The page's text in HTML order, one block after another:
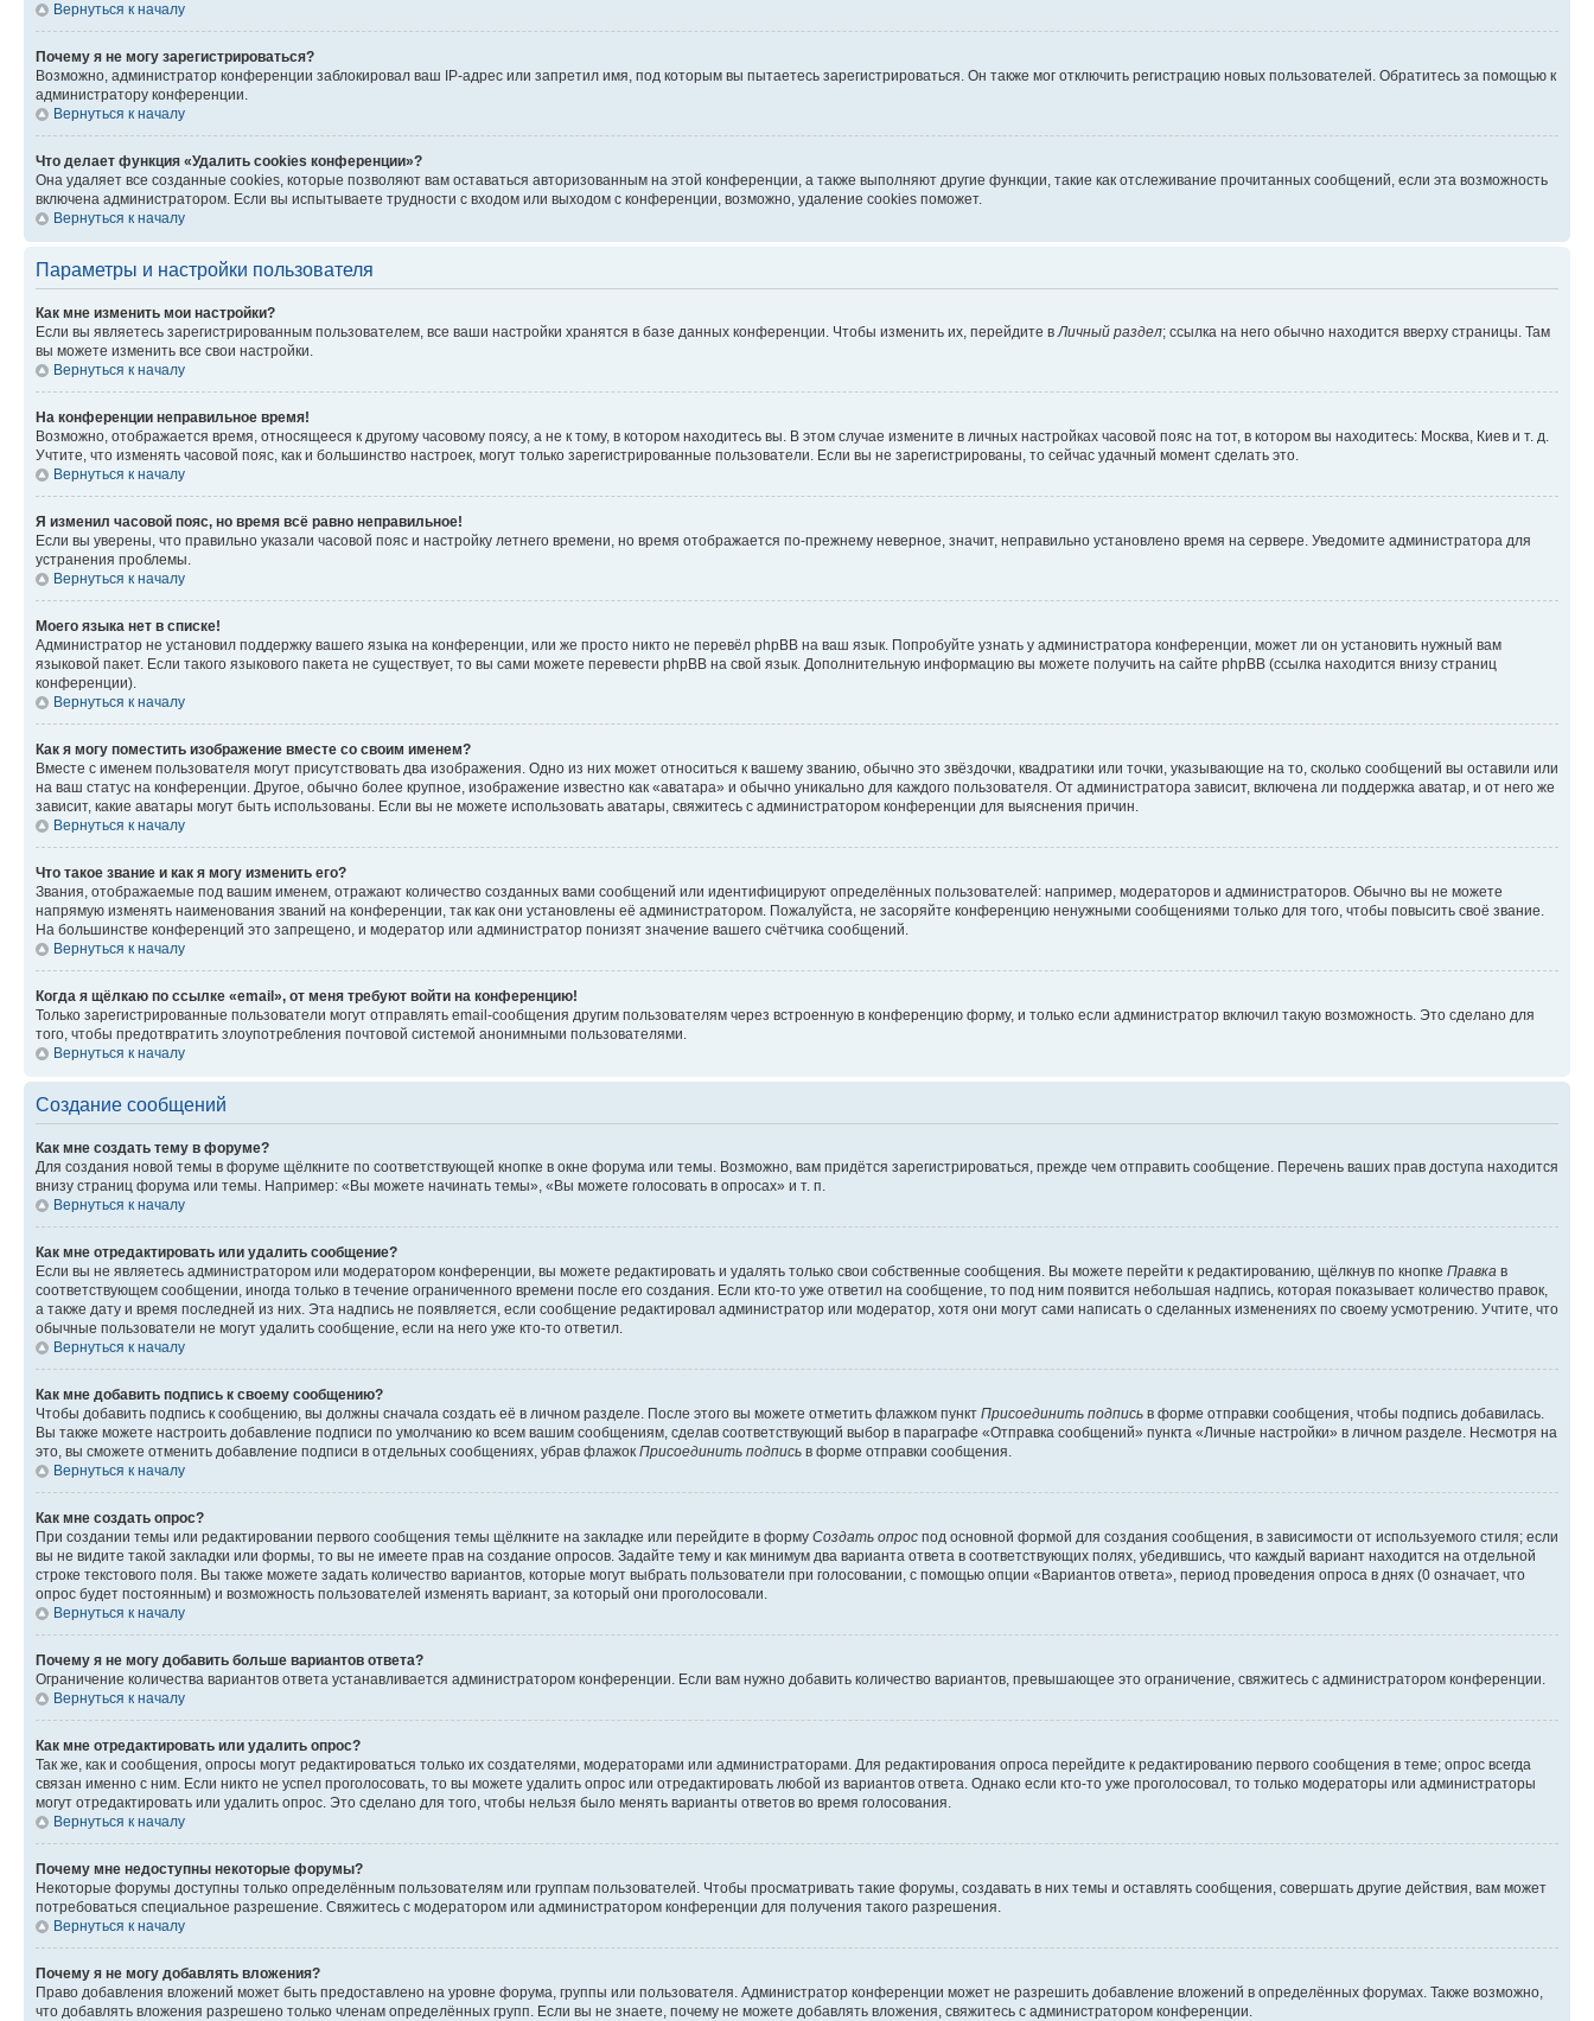
Вернуться к началу
Почему я не могу зарегистрироваться?
Возможно, администратор конференции заблокировал ваш IP-адрес или запретил имя, под которым вы пытаетесь зарегистрироваться. Он также мог отключить регистрацию новых пользователей. Обратитесь за помощью к
администратору конференции.
Вернуться к началу
Что делает функция «Удалить cookies конференции»?
Она удаляет все созданные cookies, которые позволяют вам оставаться авторизованным на этой конференции, а также выполняют другие функции, такие как отслеживание прочитанных сообщений, если эта возможность
включена администратором. Если вы испытываете трудности с входом или выходом с конференции, возможно, удаление cookies поможет.
Вернуться к началу
Параметры и настройки пользователя
Как мне изменить мои настройки?
Если вы являетесь зарегистрированным пользователем, все ваши настройки хранятся в базе данных конференции. Чтобы изменить их, перейдите вЛичный раздел; ссылка на него обычно находится вверху страницы. Там
вы можете изменить все свои настройки.
Вернуться к началу
На конференции неправильное время!
Возможно, отображается время, относящееся к другому часовому поясу, а не к тому, в котором находитесь вы. В этом случае измените в личных настройках часовой пояс на тот, в котором вы находитесь: Москва, Киев и т. д.
Учтите, что изменять часовой пояс, как и большинство настроек, могут только зарегистрированные пользователи. Если вы не зарегистрированы, то сейчас удачный момент сделать это.
Вернуться к началу
Я изменил часовой пояс, но время всё равно неправильное!
Если вы уверены, что правильно указали часовой пояс и настройку летнего времени, но время отображается по-прежнему неверное, значит, неправильно установлено время на сервере. Уведомите администратора для
устранения проблемы.
Вернуться к началу
Моего языка нет в списке!
Администратор не установил поддержку вашего языка на конференции, или же просто никто не перевёл phpBB на ваш язык. Попробуйте узнать у администратора конференции, может ли он установить нужный вам
языковой пакет. Если такого языкового пакета не существует, то вы сами можете перевести phpBB на свой язык. Дополнительную информацию вы можете получить на сайте phpBB (ссылка находится внизу страниц
конференции).
Вернуться к началу
Как я могу поместить изображение вместе со своим именем?
Вместе с именем пользователя могут присутствовать два изображения. Одно из них может относиться к вашему званию, обычно это звёздочки, квадратики или точки, указывающие на то, сколько сообщений вы оставили или
на ваш статус на конференции. Другое, обычно более крупное, изображение известно как «аватара» и обычно уникально для каждого пользователя. От администратора зависит, включена ли поддержка аватар, и от него же
зависит, какие аватары могут быть использованы. Если вы не можете использовать аватары, свяжитесь с администратором конференции для выяснения причин.
Вернуться к началу
Что такое звание и как я могу изменить его?
Звания, отображаемые под вашим именем, отражают количество созданных вами сообщений или идентифицируют определённых пользователей: например, модераторов и администраторов. Обычно вы не можете
напрямую изменять наименования званий на конференции, так как они установлены её администратором. Пожалуйста, не засоряйте конференцию ненужными сообщениями только для того, чтобы повысить своё звание.
На большинстве конференций это запрещено, и модератор или администратор понизят значение вашего счётчика сообщений.
Вернуться к началу
Когда я щёлкаю по ссылке «email», от меня требуют войти на конференцию!
Только зарегистрированные пользователи могут отправлять email-сообщения другим пользователям через встроенную в конференцию форму, и только если администратор включил такую возможность. Это сделано для
того, чтобы предотвратить злоупотребления почтовой системой анонимными пользователями.
Вернуться к началу
Создание сообщений
Как мне создать тему в форуме?
Для создания новой темы в форуме щёлкните по соответствующей кнопке в окне форума или темы. Возможно, вам придётся зарегистрироваться, прежде чем отправить сообщение. Перечень ваших прав доступа находится
внизу страниц форума или темы. Например: «Вы можете начинать темы», «Вы можете голосовать в опросах» и т. п.
Вернуться к началу
Как мне отредактировать или удалить сообщение?
Если вы не являетесь администратором или модератором конференции, вы можете редактировать и удалять только свои собственные сообщения. Вы можете перейти к редактированию, щёлкнув по кнопке Правка в
соответствующем сообщении, иногда только в течение ограниченного времени после его создания. Если кто-то уже ответил на сообщение, то под ним появится небольшая надпись, которая показывает количество правок,
а также дату и время последней из них. Эта надпись не появляется, если сообщение редактировал администратор или модератор, хотя они могут сами написать о сделанных изменениях по своему усмотрению. Учтите, что
обычные пользователи не могут удалить сообщение, если на него уже кто-то ответил.
Вернуться к началу
Как мне добавить подпись к своему сообщению?
Чтобы добавить подпись к сообщению, вы должны сначала создать её в личном разделе. После этого вы можете отметить флажком пункт Присоединить подпись в форме отправки сообщения, чтобы подпись добавилась.
Вы также можете настроить добавление подписи по умолчанию ко всем вашим сообщениям, сделав соответствующий выбор в параграфе «Отправка сообщений» пункта «Личные настройки» в личном разделе. Несмотря на
это, вы сможете отменить добавление подписи в отдельных сообщениях, убрав флажок Присоединить подпись в форме отправки сообщения.
Вернуться к началу
Как мне создать опрос?
При создании темы или редактировании первого сообщения темы щёлкните на закладке или перейдите в форму Создать опрос под основной формой для создания сообщения, в зависимости от используемого стиля; если
вы не видите такой закладки или формы, то вы не имеете прав на создание опросов. Задайте тему и как минимум два варианта ответа в соответствующих полях, убедившись, что каждый вариант находится на отдельной
строке текстового поля. Вы также можете задать количество вариантов, которые могут выбрать пользователи при голосовании, с помощью опции «Вариантов ответа», период проведения опроса в днях (0 означает, что
опрос будет постоянным) и возможность пользователей изменять вариант, за который они проголосовали.
Вернуться к началу
Почему я не могу добавить больше вариантов ответа?
Ограничение количества вариантов ответа устанавливается администратором конференции. Если вам нужно добавить количество вариантов, превышающее это ограничение, свяжитесь с администратором конференции.
Вернуться к началу
Как мне отредактировать или удалить опрос?
Так же, как и сообщения, опросы могут редактироваться только их создателями, модераторами или администраторами. Для редактирования опроса перейдите к редактированию первого сообщения в теме; опрос всегда
связан именно с ним. Если никто не успел проголосовать, то вы можете удалить опрос или отредактировать любой из вариантов ответа. Однако если кто-то уже проголосовал, то только модераторы или администраторы
могут отредактировать или удалить опрос. Это сделано для того, чтобы нельзя было менять варианты ответов во время голосования.
Вернуться к началу
Почему мне недоступны некоторые форумы?
Некоторые форумы доступны только определённым пользователям или группам пользователей. Чтобы просматривать такие форумы, создавать в них темы и оставлять сообщения, совершать другие действия, вам может
потребоваться специальное разрешение. Свяжитесь с модератором или администратором конференции для получения такого разрешения.
Вернуться к началу
Почему я не могу добавлять вложения?
Право добавления вложений может быть предоставлено на уровне форума, группы или пользователя. Администратор конференции может не разрешить добавление вложений в определённых форумах. Также возможно,
что добавлять вложения разрешено только членам определённых групп. Если вы не знаете, почему не можете добавлять вложения, свяжитесь с администратором конференции.